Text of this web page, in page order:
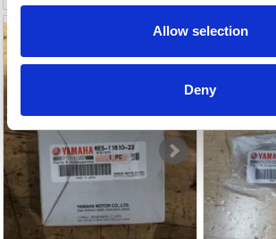
Allow selection
Deny
-46%